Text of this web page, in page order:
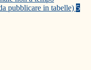
pubblicare in tabelle) 5